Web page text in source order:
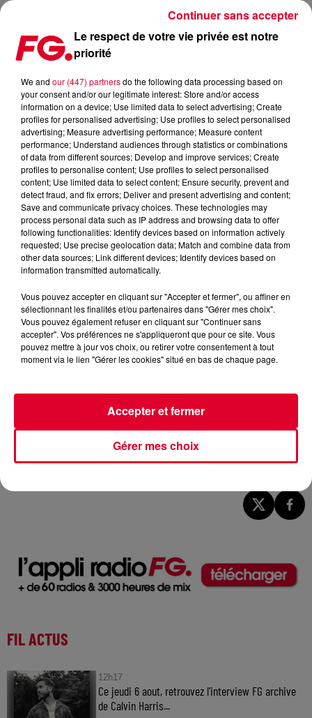
MUSIC STORY DU JOUR : BLOND:ISH
Publié : 1er mars 2023 à 11h32 par Christophe HUBERT
FIL ACTUS
12h17
Ce jeudi 6 aout, retrouvez l'interview FG archive
de Calvin Harris...
Le respect de votre vie privée est notre
priorité
We and our (447) partnersdo the following data processing based on
your consent and/or our legitimate interest: Store and/or access
information on a device; Use limited data to select advertising; Create
profiles for personalised advertising; Use profiles to select personalised
advertising; Measure advertising performance; Measure content
performance; Understand audiences through statistics or combinations
of data from different sources; Develop and improve services; Create
profiles to personalise content; Use profiles to select personalised
content; Use limited data to select content; Ensure security, prevent and
detect fraud, and fix errors; Deliver and present advertising and content;
Save and communicate privacy choices. These technologies may
process personal data such as IP address and browsing data to offer
following functionalities: Identify devices based on information actively
requested; Use precise geolocation data; Match and combine data from
other data sources; Link different devices; Identify devices based on
information transmitted automatically.
Vous pouvez accepter en cliquant sur "Accepter et fermer", ou affiner en
sélectionnant les finalités et/ou partenaires dans "Gérer mes choix".
Vous pouvez également refuser en cliquant sur "Continuer sans
accepter". Vos préférences ne s'appliqueront que pour ce site. Vous
pouvez mettre à jour vos choix, ou retirer votre consentement à tout
moment via le lien "Gérer les cookies" situé en bas de chaque page.
Gérer mes choix
Accepter et fermer
Continuer sans accepter